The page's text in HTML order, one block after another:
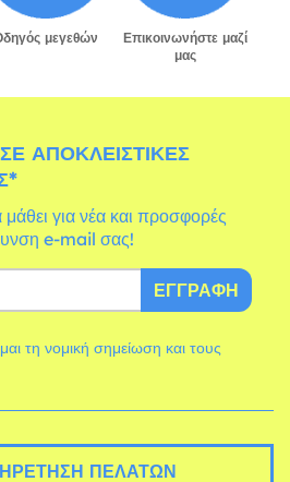
μεγεθών
Επικοινωνήστε μαζί
μας
ΑΠΟΚΛΕΙΣΤΙΚΈΣ
για νέα και προσφορές
e-mail σας!
ΕΓΓΡΑΦΉ
τη νομική σημείωση και τους
ΠΕΛΑΤΏΝ